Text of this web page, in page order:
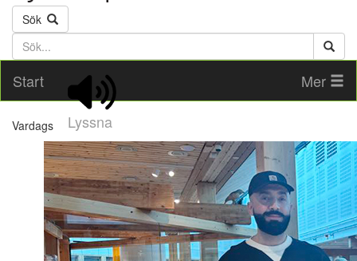
Sök
Söktext
Start
Lyssna
Mer
Vardags